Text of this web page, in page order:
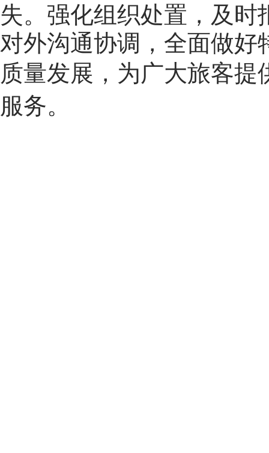
失。强化组织处置，及
对外沟通协调，全面做
质量发展，为广大旅客提
服务。